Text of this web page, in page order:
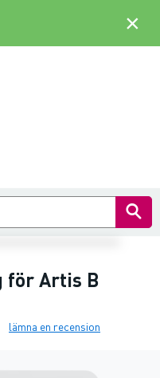
för Artis B
lämna en recension
×